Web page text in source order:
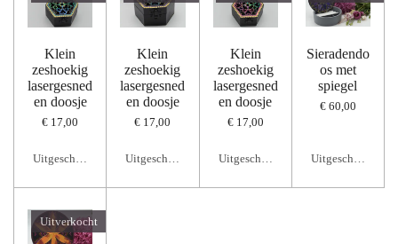
Klein
zeshoekig
lasergesned
en doosje
€ 17,00
Uitgeschakeld
Klein
zeshoekig
lasergesned
en doosje
€ 17,00
Uitgeschakeld
Klein
zeshoekig
lasergesned
en doosje
€ 17,00
Uitgeschakeld
Sieradendo
os met
spiegel
€ 60,00
Uitgeschakeld
Uitverkocht